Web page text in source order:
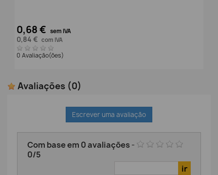
0,68 € sem IVA
0,84 € com IVA
0 Avaliação(ões)
Avaliações (0)
Escrever uma avaliação
Com base em 0avaliações-
0/5